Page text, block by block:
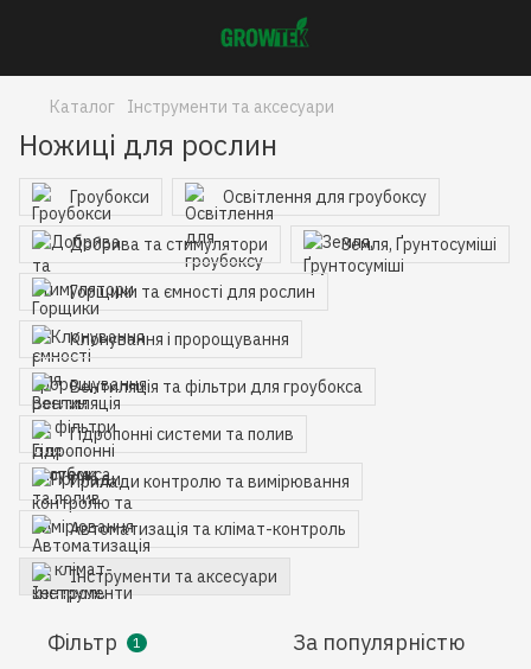
Каталог Інструменти та аксесуари
Ножиці для рослин
Гроубокси Освітлення для гроубоксу
Добрива та стимулятори Земля, Ґрунтосуміші
Горщики та ємності для рослин
Клонування і пророщування
Вентиляція та фільтри для гроубокса
Гідропонні системи та полив
Прилади контролю та вимірювання
Автоматизація та клімат-контроль
Інструменти та аксесуари
Фільтр 1 За популярністю